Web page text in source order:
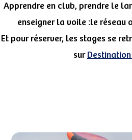
Apprendre en club, prendre le
enseigner la voile :le réseau
Et pour réserver, les stages se
sur